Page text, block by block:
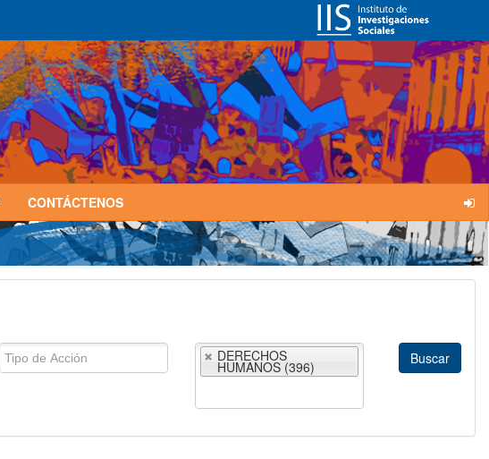
CONTÁCTENOS
DERECHOS
HUMANOS (396)